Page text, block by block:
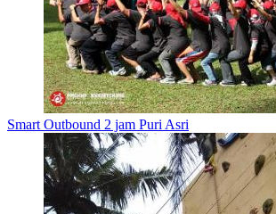
Smart Outbound 2 jam Puri Asri